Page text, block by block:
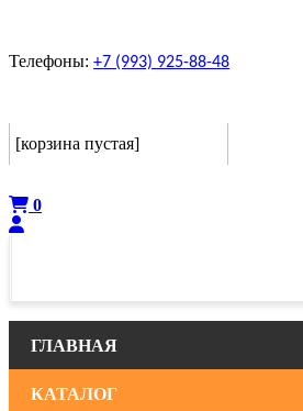
Телефоны: +7 (993) 925-88-48
[корзина пустая]
0
ГЛАВНАЯ
КАТАЛОГ